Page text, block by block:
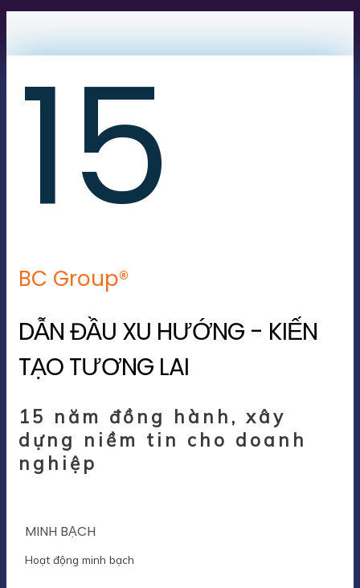
15
BC Group®
DẪN ĐẦU XU HƯỚNG - KIẾN
TẠO TƯƠNG LAI
15 năm đồng hành, xây
dựng niềm tin cho doanh
nghiệp
MINH BẠCH
Hoạt động minh bạch